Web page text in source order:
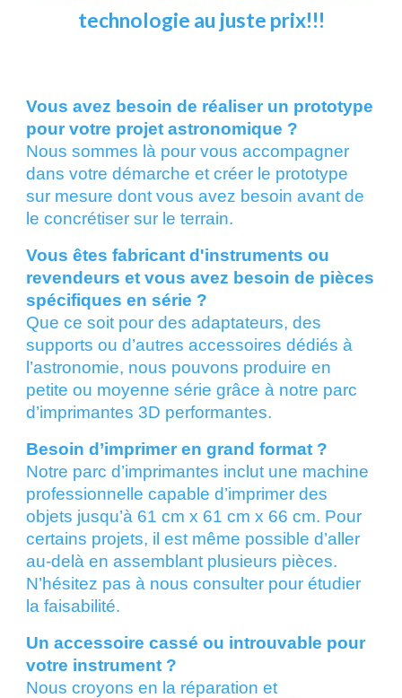
technologie au juste prix!!!
Vous avez besoin de réaliser un prototype
pour votre projet astronomique ?
Nous sommes là pour vous accompagner
dans votre démarche et créer le prototype
sur mesure dont vous avez besoin avant de
le concrétiser sur le terrain.
Vous êtes fabricant d'instruments ou
revendeurs et vous avez besoin de pièces
spécifiques en série ?
Que ce soit pour des adaptateurs, des
supports ou d’autres accessoires dédiés à
l’astronomie, nous pouvons produire en
petite ou moyenne série grâce à notre parc
d’imprimantes 3D performantes.
Besoin d’imprimer en grand format ?
Notre parc d’imprimantes inclut une machine
professionnelle capable d’imprimer des
objets jusqu’à 61 cm x 61 cm x 66 cm. Pour
certains projets, il est même possible d’aller
au-delà en assemblant plusieurs pièces.
N’hésitez pas à nous consulter pour étudier
la faisabilité.
Un accessoire cassé ou introuvable pour
votre instrument ?
Nous croyons en la réparation et